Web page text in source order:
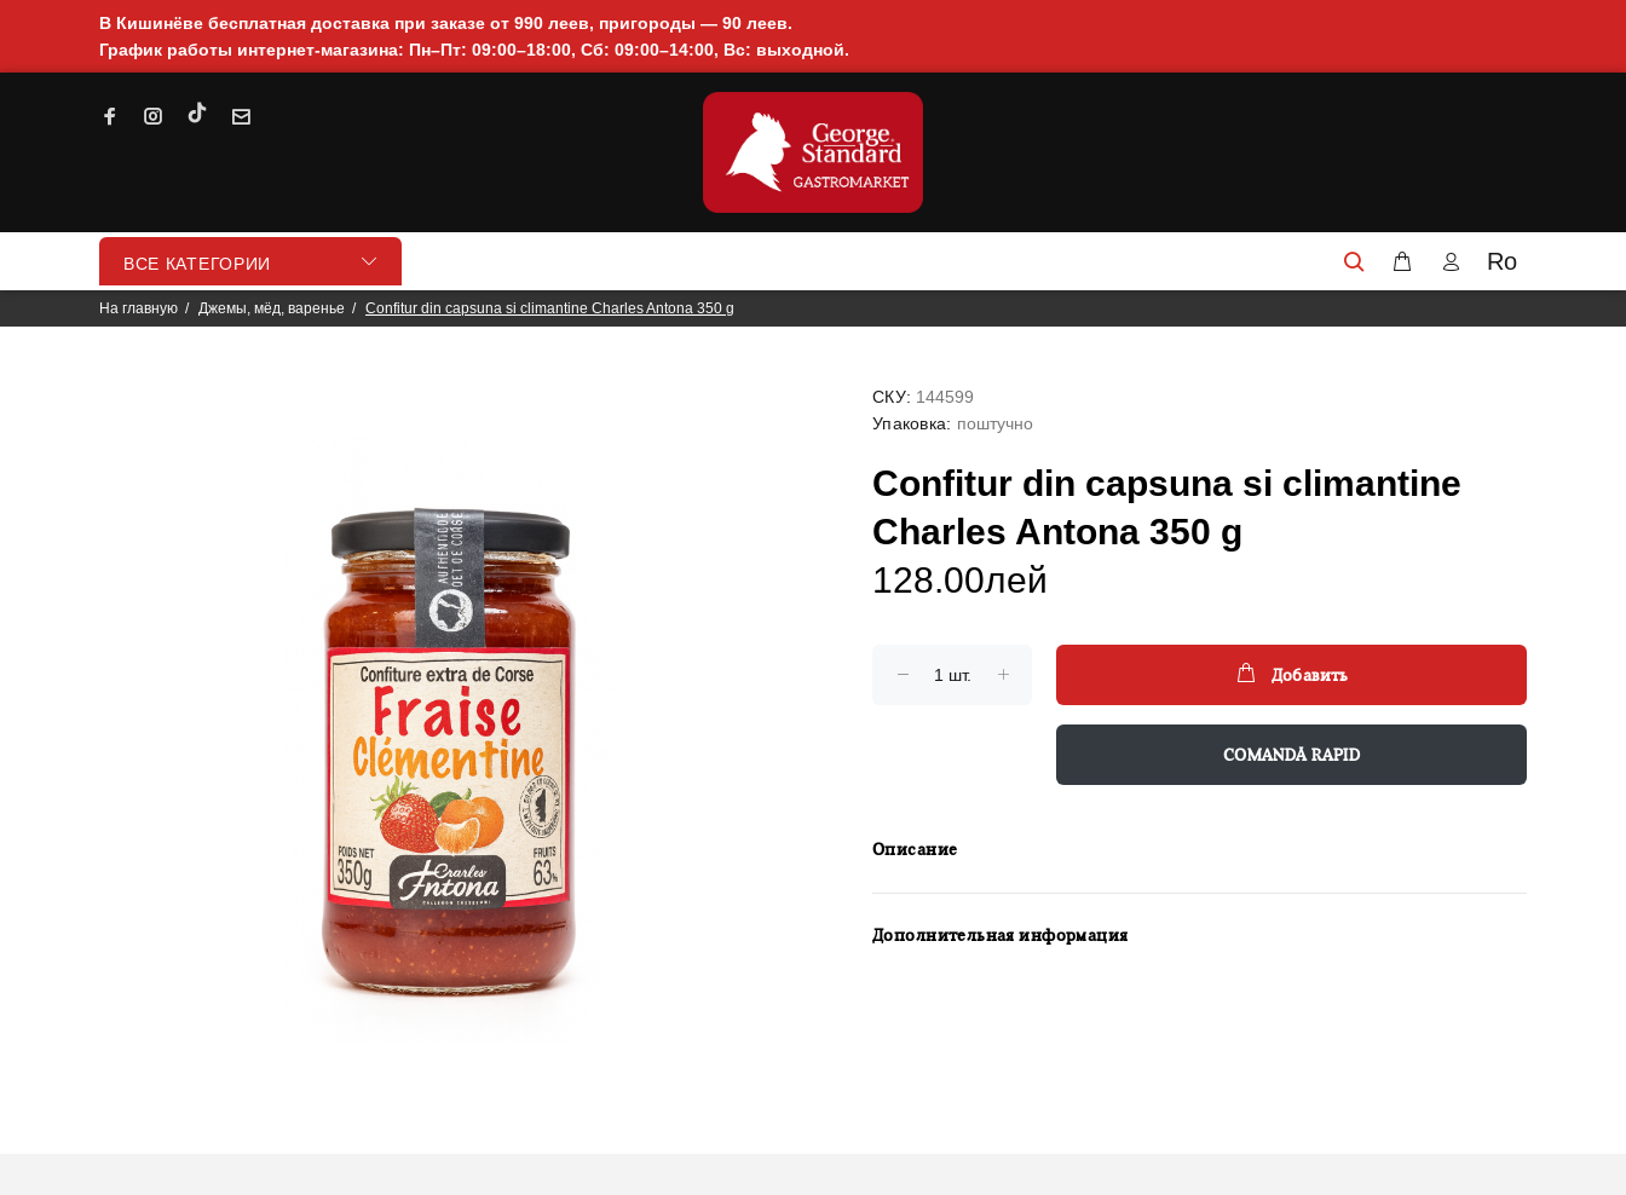
В Кишинёве бесплатная доставка при заказе от 990 леев, пригороды — 90 леев.
График работы интернет-магазина: Пн–Пт: 09:00–18:00, Сб: 09:00–14:00, Вс: выходной.
ВСЕ КАТЕГОРИИ Ro
На главную Джемы, мёд, варенье Confitur din capsuna si climantine Charles Antona 350 g
СКУ: 144599
Упаковка: поштучно
Confitur din capsuna si climantine
Charles Antona 350 g
128.00лей
Добавить
COMANDĂ RAPID
Описание
Дополнительная информация